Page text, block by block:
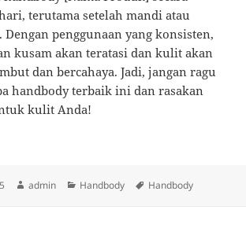
terutama setelah mandi atau
penggunaan yang konsisten,
kusam akan teratasi dan kulit akan
dan bercahaya. Jadi, jangan ragu
handbody terbaik ini dan rasakan
kulit Anda!
Author
admin Categories
Handbody Tags
Handbody